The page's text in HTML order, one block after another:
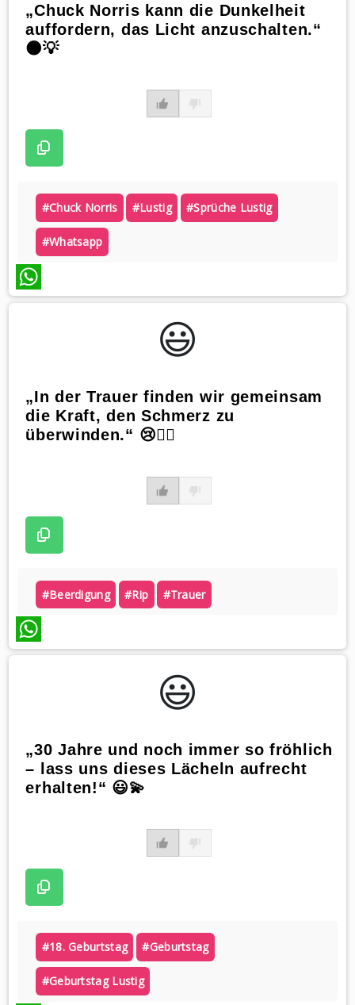
„Chuck Norris kann die Dunkelheit
auffordern, das Licht anzuschalten.“
🌑💡
#chuck Norris #lustig #sprüche Lustig
#whatsapp
WhatsApp
😃️
„In der Trauer finden wir gemeinsam
die Kraft, den Schmerz zu
überwinden.“ 😢🏋️‍♀️
#beerdigung #rip #trauer
WhatsApp
😃️
„30 Jahre und noch immer so fröhlich
– lass uns dieses Lächeln aufrecht
erhalten!“ 😃💫
#18. Geburtstag #geburtstag
#geburtstag Lustig